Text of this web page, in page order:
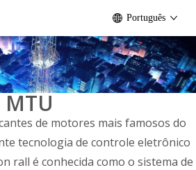
Português
de motores mais famosos do
tecnologia de controle eletrônico
rall é conhecida como o sistema de